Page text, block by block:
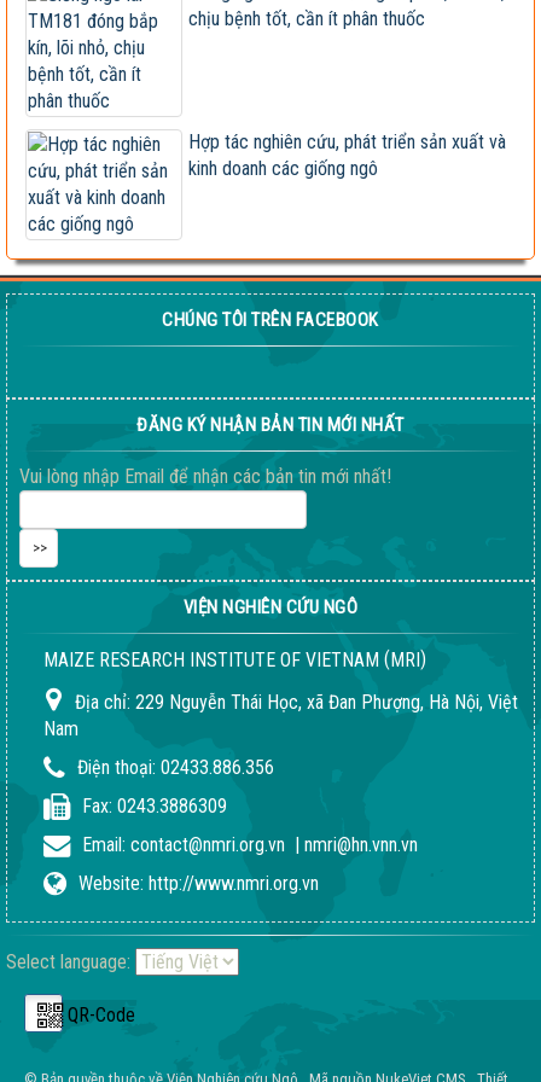
Vietseed độc quyền hợp tác phát triển giống ngô lai
VS201
cũng hay!
Khi nào chấm dứt chi hàng tỷ đô nhập khẩu ngô?
HỘI THẢO KHOA HỌC “TỔNG KẾT CÔNG TÁC
NGHIÊN CỨU KHOA HỌC VÀ...
Giúp nông dân sản xuất ngô sinh khối theo tư duy
thị trường
Sầm Sơn 20026 – Món quà tinh thần ý nghĩa !
chịu bệnh tốt, cần ít phân thuốc
Hợp tác nghiên cứu, phát triển sản xuất và
kinh doanh các giống ngô
CHÚNG TÔI TRÊN FACEBOOK
ĐĂNG KÝ NHẬN BẢN TIN MỚI NHẤT
Vui lòng nhập Email để nhận các bản tin mới nhất!
VIỆN NGHIÊN CỨU NGÔ
MAIZE RESEARCH INSTITUTE OF VIETNAM (MRI)
Địa chỉ: 229 Nguyễn Thái Học, xã Đan Phượng, Hà Nội, Việt
Nam
Điện thoại: 02433.886.356
Fax: 0243.3886309
Email: contact@nmri.org.vn | nmri@hn.vnn.vn
Website: http://www.nmri.org.vn
Select language:
QR-Code